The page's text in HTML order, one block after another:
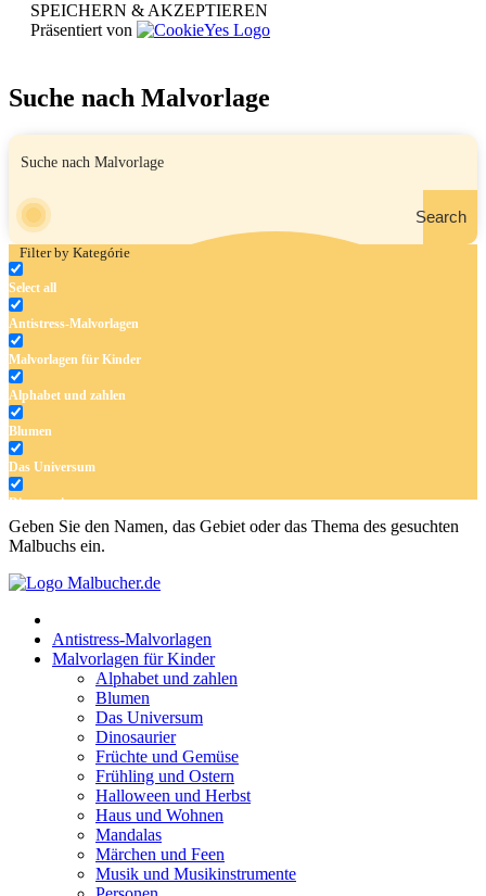
SPEICHERN & AKZEPTIEREN
Präsentiert von
Suche nach Malvorlage
Search
Filter by Kategórie
Select all
Antistress-Malvorlagen
Malvorlagen für Kinder
Alphabet und zahlen
Blumen
Das Universum
Dinosaurier
Früchte und Gemüse
Frühling und Ostern
Haus und Wohnen
Märchen und Feen
Musik und Musikinstrumente
Sommer und Feiertage
Geben Sie den Namen, das Gebiet oder das Thema des gesuchten
Malbuchs ein.
Antistress-Malvorlagen
Malvorlagen für Kinder
Alphabet und zahlen
Blumen
Das Universum
Dinosaurier
Früchte und Gemüse
Frühling und Ostern
Halloween und Herbst
Haus und Wohnen
Mandalas
Märchen und Feen
Musik und Musikinstrumente